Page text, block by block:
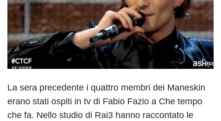
La sera precedente i quattro membri dei Maneskin
erano stati ospiti in tv di Fabio Fazio a Che tempo
che fa. Nello studio di Rai3 hanno raccontato le